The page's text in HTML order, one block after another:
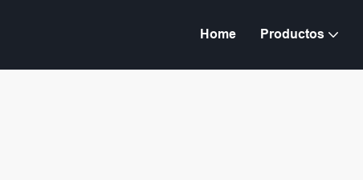
Home Productos